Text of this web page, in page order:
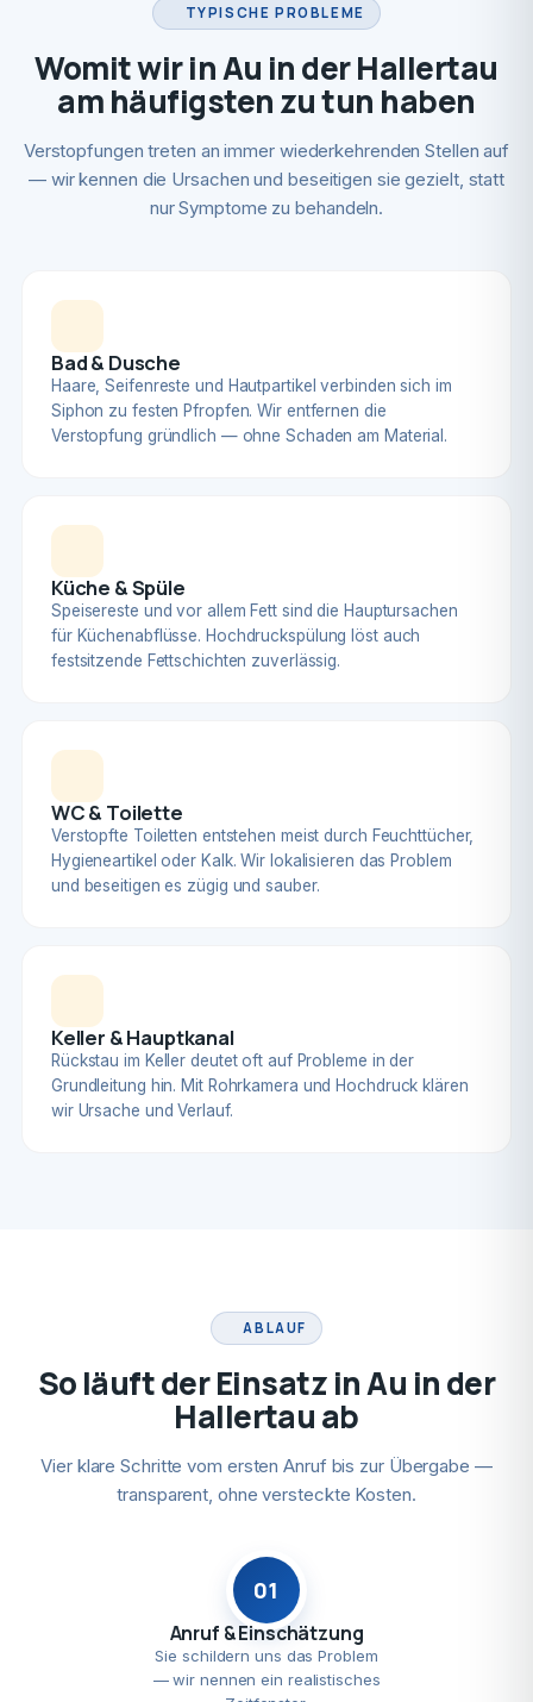
TYPISCHE PROBLEME
Womit wir in Au in der Hallertau
am häufigsten zu tun haben
Verstopfungen treten an immer wiederkehrenden Stellen auf
— wir kennen die Ursachen und beseitigen sie gezielt, statt
nur Symptome zu behandeln.
Bad & Dusche
Haare, Seifenreste und Hautpartikel verbinden sich im
Siphon zu festen Pfropfen. Wir entfernen die
Verstopfung gründlich — ohne Schaden am Material.
Küche & Spüle
Speisereste und vor allem Fett sind die Hauptursachen
für Küchenabflüsse. Hochdruckspülung löst auch
festsitzende Fettschichten zuverlässig.
WC & Toilette
Verstopfte Toiletten entstehen meist durch Feuchttücher,
Hygieneartikel oder Kalk. Wir lokalisieren das Problem
und beseitigen es zügig und sauber.
Keller & Hauptkanal
Rückstau im Keller deutet oft auf Probleme in der
Grundleitung hin. Mit Rohrkamera und Hochdruck klären
wir Ursache und Verlauf.
ABLAUF
So läuft der Einsatz in Au in der
Hallertau ab
Vier klare Schritte vom ersten Anruf bis zur Übergabe —
transparent, ohne versteckte Kosten.
01
Anruf & Einschätzung
Sie schildern uns das Problem
— wir nennen ein realistisches